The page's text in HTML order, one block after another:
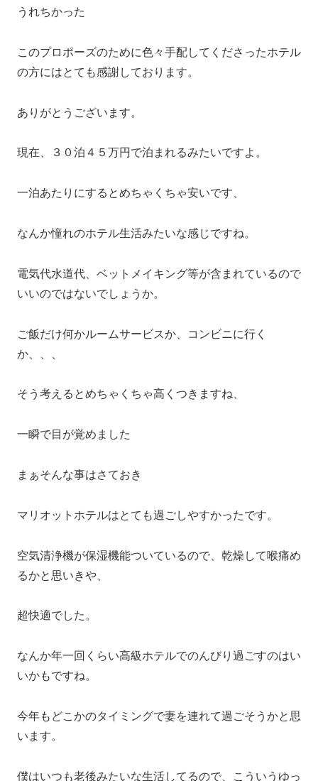
うれちかった
このプロポーズのために色々手配してくださったホテル
の方にはとても感謝しております。
ありがとうございます。
現在、３０泊４５万円で泊まれるみたいですよ。
一泊あたりにするとめちゃくちゃ安いです、
なんか憧れのホテル生活みたいな感じですね。
電気代水道代、ベットメイキング等が含まれているので
いいのではないでしょうか。
ご飯だけ何かルームサービスか、コンビニに行く
か、、、
そう考えるとめちゃくちゃ高くつきますね、
一瞬で目が覚めました
まぁそんな事はさておき
マリオットホテルはとても過ごしやすかったです。
空気清浄機が保湿機能ついているので、乾燥して喉痛め
るかと思いきや、
超快適でした。
なんか年一回くらい高級ホテルでのんびり過ごすのはい
いかもですね。
今年もどこかのタイミングで妻を連れて過ごそうかと思
います。
僕はいつも老後みたいな生活してるので、こういうゆっ